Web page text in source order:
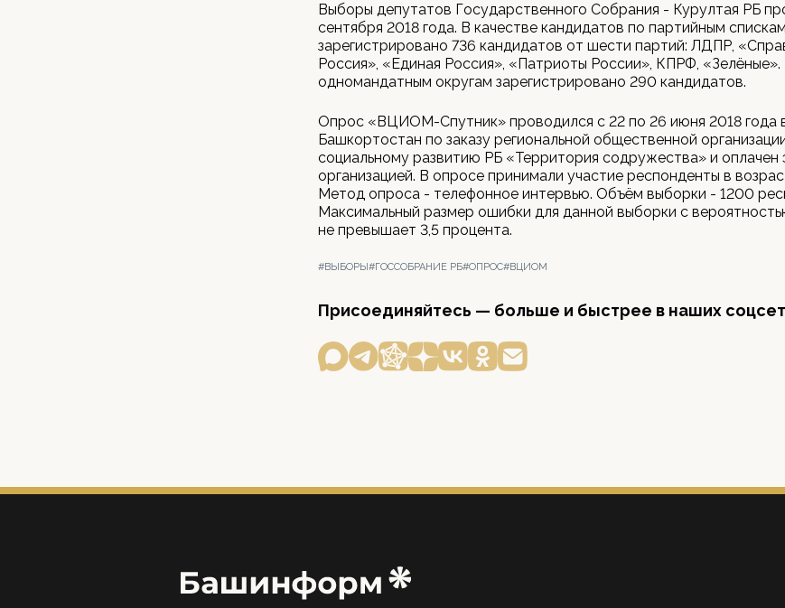
Выборы депутатов Государственного Собрания - Курултая РБ
сентября 2018 года. В качестве кандидатов по партийным спискам
зарегистрировано 736 кандидатов от шести партий: ЛДПР,
Россия», «Единая Россия», «Патриоты России», КПРФ, «Зелёные».
одномандатным округам зарегистрировано 290 кандидатов.
Опрос «ВЦИОМ-Спутник» проводился с 22 по 26 июня 2018 года
Башкортостан по заказу региональной общественной
социальному развитию РБ «Территория содружества» и оплачен
организацией. В опросе принимали участие респонденты в
Метод опроса - телефонное интервью. Объём выборки - 1200
Максимальный размер ошибки для данной выборки с
не превышает 3,5 процента.
#ВЫБОРЫ#ГОССОБРАНИЕ РБ#ОПРОС#ВЦИОМ
Присоединяйтесь — больше и быстрее в наших